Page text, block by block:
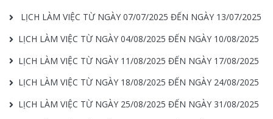
LỊCH LÀM VIỆC TỪ NGÀY 07/07/2025 ĐẾN NGÀY 13/07/2025
LỊCH LÀM VIỆC TỪ NGÀY 04/08/2025 ĐẾN NGÀY 10/08/2025
LỊCH LÀM VIỆC TỪ NGÀY 11/08/2025 ĐẾN NGÀY 17/08/2025
LỊCH LÀM VIỆC TỪ NGÀY 18/08/2025 ĐẾN NGÀY 24/08/2025
LỊCH LÀM VIỆC TỪ NGÀY 25/08/2025 ĐẾN NGÀY 31/08/2025